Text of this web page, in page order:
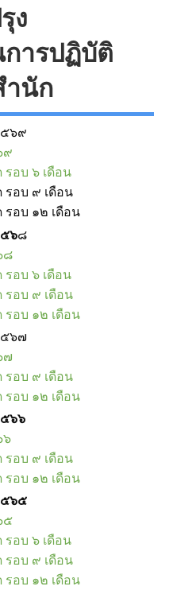
ง
ารปฏิบัติ
ำนัก
๖๙
๙
รอบ ๖ เดือน
รอบ ๙ เดือน
รอบ ๑๒ เดือน
๖๘
๘
รอบ ๖ เดือน
รอบ ๙ เดือน
รอบ ๑๒ เดือน
๖๗
๗
รอบ ๙ เดือน
รอบ ๑๒ เดือน
๖๖
๖
รอบ ๙ เดือน
รอบ ๑๒ เดือน
๕๖๕
๕
รอบ ๖ เดือน
รอบ ๙ เดือน
รอบ ๑๒ เดือน